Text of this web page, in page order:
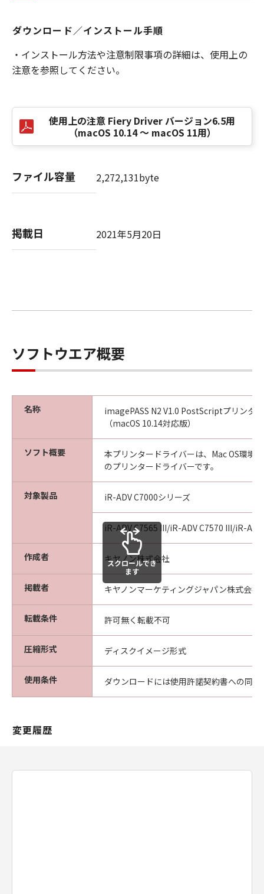
ダウンロード／インストール手順
・インストール方法や注意制限事項の詳細は、使用上の
注意を参照してください。
使用上の注意 Fiery Driver バージョン6.5用
（macOS 10.14 ～ macOS 11用）
ファイル容量 2,272,131byte
掲載日 2021年5月20日
ソフトウエア概要
名称
imagePASS N2 V1.0 PostScriptプリンタ
（macOS 10.14対応版）
ソフト概要
本プリンタードライバーは、Mac OS環境
のプリンタードライバーです。
対象製品 iR-ADV C7000シリーズ
iR-ADV C7565 III/iR-ADV C7570 III/iR-
作成者 キヤノン株式会社
掲載者 キヤノンマーケティングジャパン株式会社
転載条件 許可無く転載不可
圧縮形式 ディスクイメージ形式
使用条件 ダウンロードには使用許諾契約書への同意
スクロールでき
ます
変更履歴